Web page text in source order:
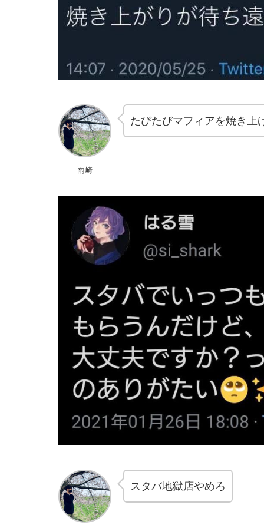
雨崎
たびたびマフィアを焼き上
スタバ地獄店やめろ